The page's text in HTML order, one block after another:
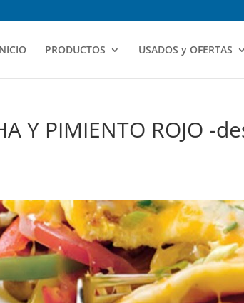
PRODUCTOS USADOS y OFERTAS
Y PIMIENTO ROJO -